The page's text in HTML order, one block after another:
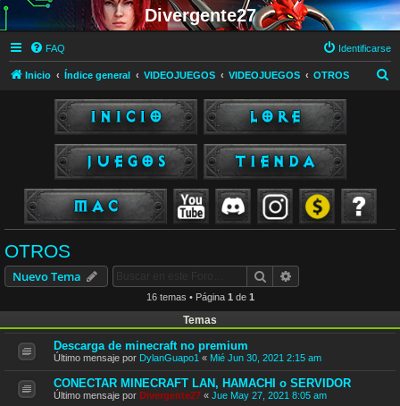
Divergente27
FAQ Identificarse
Inicio Índice general VIDEOJUEGOS VIDEOJUEGOS OTROS
OTROS
Nuevo Tema Buscar
16 temas • Página 1 de 1
Temas
Descarga de minecraft no premium
Último mensaje por DylanGuapo1 « Mié Jun 30, 2021 2:15 am
CONECTAR MINECRAFT LAN, HAMACHI o SERVIDOR
Último mensaje por Divergente27 « Jue May 27, 2021 8:05 am